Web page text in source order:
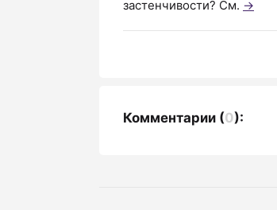
застенчивости? См. →
Комментарии (0):